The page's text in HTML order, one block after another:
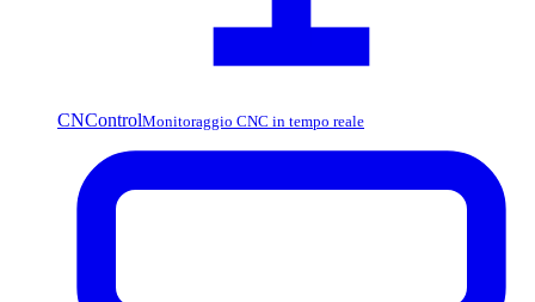
CNControlMonitoraggio CNC in tempo reale